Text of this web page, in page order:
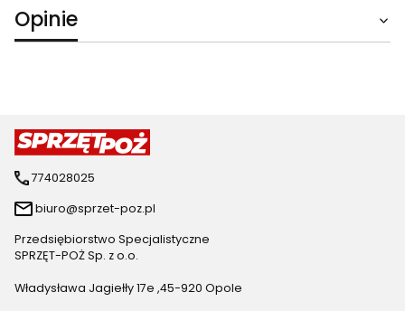
Opinie
774028025
biuro@sprzet-poz.pl
Przedsiębiorstwo Specjalistyczne
SPRZĘT-POŻ Sp. z o.o.
Władysława Jagiełły 17e ,45-920 Opole